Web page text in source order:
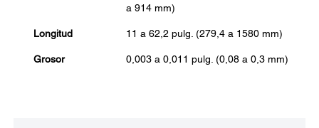
a 914 mm)
Longitud 11 a 62,2 pulg. (279,4 a 1580 mm)
Grosor 0,003 a 0,011 pulg. (0,08 a 0,3 mm)